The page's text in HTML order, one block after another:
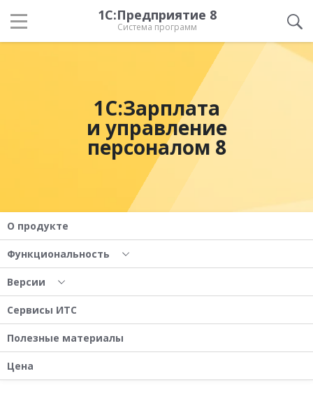
1С:Предприятие 8
Система программ
1С:Зарплата
и управление
персоналом 8
О продукте
Функциональность
Версии
Сервисы ИТС
Полезные материалы
Цена